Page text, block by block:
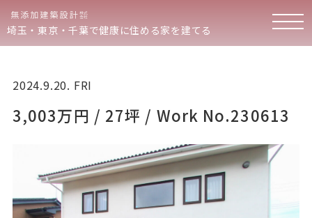
埼玉・東京・千葉で健康に住める家を建てる
2024.9.20. FRI
3,003万円 / 27坪 / Work No.230613